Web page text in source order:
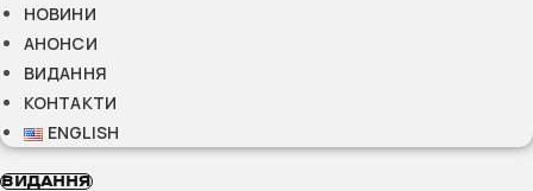
НОВИНИ
АНОНСИ
ВИДАННЯ
КОНТАКТИ
ENGLISH
ВИДАННЯ